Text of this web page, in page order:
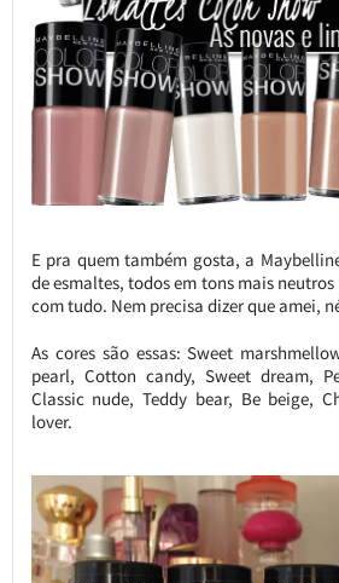
E pra quem também gosta, a
de esmaltes, todos em tons mais
com tudo. Nem precisa dizer que amei,
As cores são essas: Sweet
pearl, Cotton candy, Sweet dream,
Classic nude, Teddy bear, Be beige,
lover.